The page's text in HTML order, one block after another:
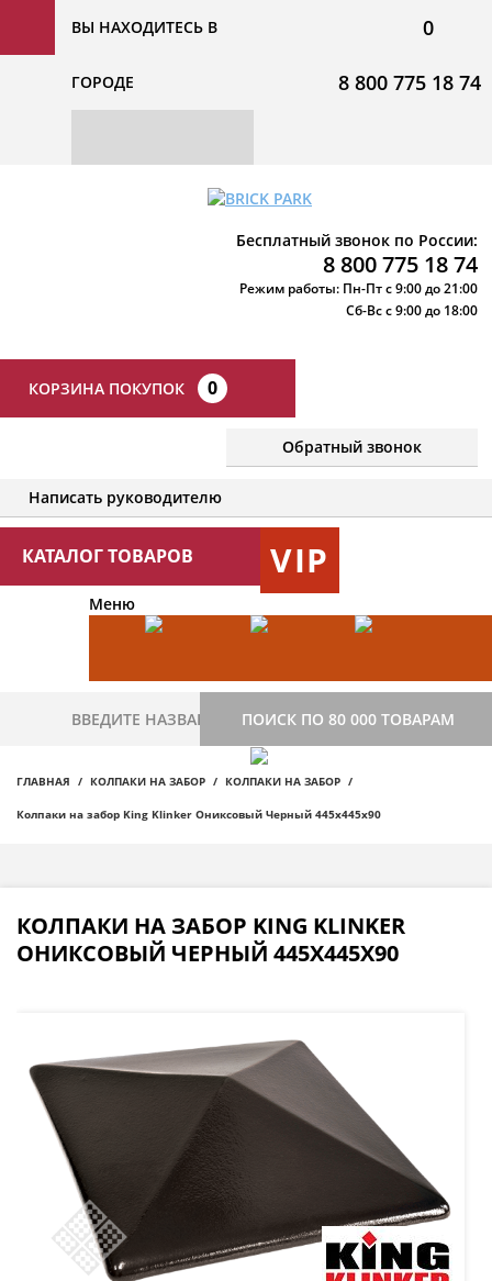
ВЫ НАХОДИТЕСЬ В
ГОРОДЕ
0
8 800 775 18 74
Бесплатный звонок по России:
8 800 775 18 74
Режим работы: Пн-Пт с 9:00 до 21:00
Сб-Вс с 9:00 до 18:00
КОРЗИНА ПОКУПОК 0
Обратный звонок
Написать руководителю
КАТАЛОГ ТОВАРОВ VIP
Меню
ПОИСК ПО 80 000 ТОВАРАМ
ГЛАВНАЯ КОЛПАКИ НА ЗАБОР КОЛПАКИ НА ЗАБОР
Колпаки на забор King Klinker Ониксовый Черный 445x445x90
КОЛПАКИ НА ЗАБОР KING KLINKER
ОНИКСОВЫЙ ЧЕРНЫЙ 445X445X90